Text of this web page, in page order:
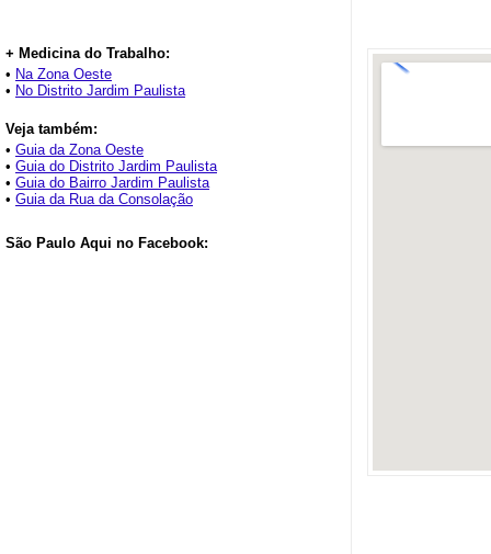
+ Medicina do Trabalho:
• Na Zona Oeste
• No Distrito Jardim Paulista
Veja também:
• Guia da Zona Oeste
• Guia do Distrito Jardim Paulista
• Guia do Bairro Jardim Paulista
• Guia da Rua da Consolação
São Paulo Aqui no Facebook: